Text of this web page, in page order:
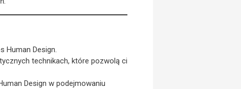
Human Design.
technikach, które pozwolą ci
Design w podejmowaniu